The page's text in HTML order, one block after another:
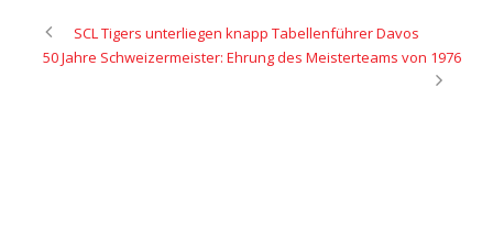
SCL Tigers unterliegen knapp Tabellenführer Davos
50 Jahre Schweizermeister: Ehrung des Meisterteams von 1976